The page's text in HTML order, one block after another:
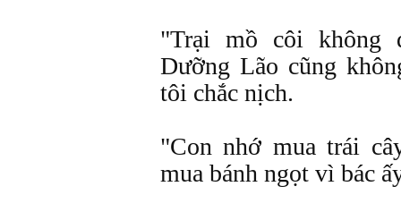
"Trại mồ côi không
Dưỡng Lão cũng
tôi chắc nịch.
"Con nhớ mua trái
mua bánh ngọt vì bác